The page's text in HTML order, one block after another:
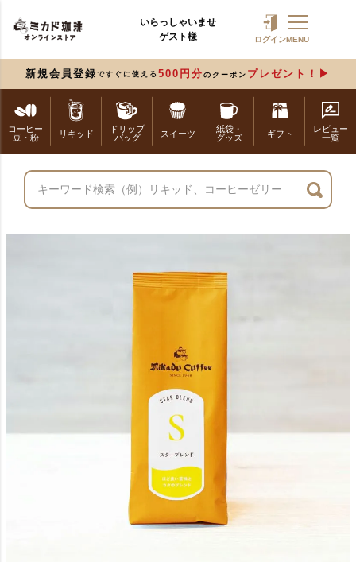
いらっしゃいませ
ゲスト様
ログインMENU
新規会員登録 ですぐに使える 500円分 のクーポン プレゼント！
コーヒー
豆・粉
リキッド
ドリップ
バッグ
スイーツ
紙袋・
グッズ
ギフト
レビュー
一覧